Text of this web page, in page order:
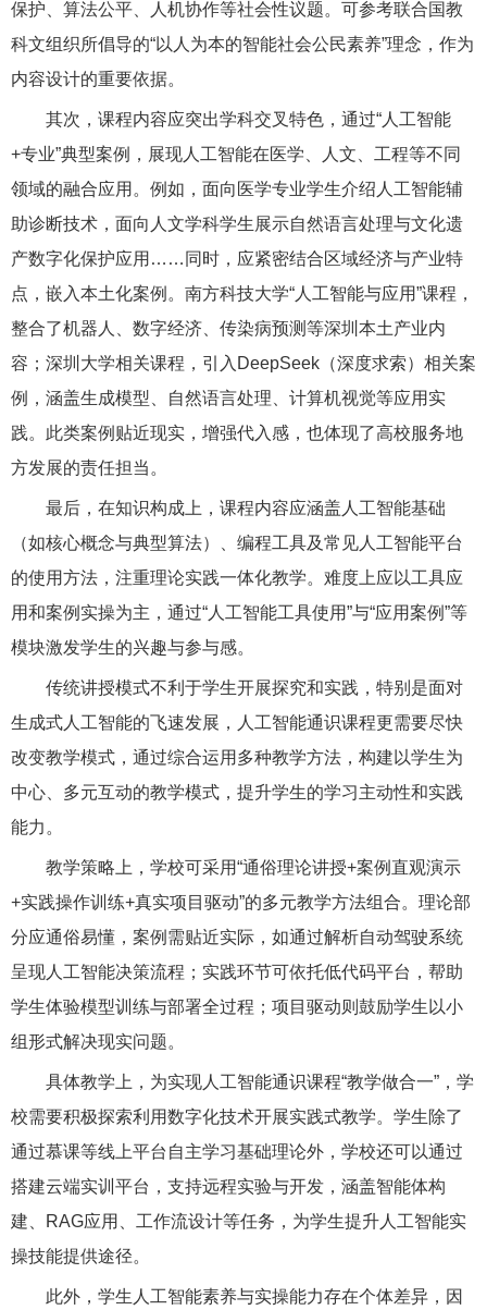
保护、算法公平、人机协作等社会性议题。可参考联合国教
科文组织所倡导的“以人为本的智能社会公民素养”理念，作为
内容设计的重要依据。
其次，课程内容应突出学科交叉特色，通过“人工智能
+专业”典型案例，展现人工智能在医学、人文、工程等不同
领域的融合应用。例如，面向医学专业学生介绍人工智能辅
助诊断技术，面向人文学科学生展示自然语言处理与文化遗
产数字化保护应用……同时，应紧密结合区域经济与产业特
点，嵌入本土化案例。南方科技大学“人工智能与应用”课程，
整合了机器人、数字经济、传染病预测等深圳本土产业内
容；深圳大学相关课程，引入DeepSeek（深度求索）相关案
例，涵盖生成模型、自然语言处理、计算机视觉等应用实
践。此类案例贴近现实，增强代入感，也体现了高校服务地
方发展的责任担当。
最后，在知识构成上，课程内容应涵盖人工智能基础
（如核心概念与典型算法）、编程工具及常见人工智能平台
的使用方法，注重理论实践一体化教学。难度上应以工具应
用和案例实操为主，通过“人工智能工具使用”与“应用案例”等
模块激发学生的兴趣与参与感。
传统讲授模式不利于学生开展探究和实践，特别是面对
生成式人工智能的飞速发展，人工智能通识课程更需要尽快
改变教学模式，通过综合运用多种教学方法，构建以学生为
中心、多元互动的教学模式，提升学生的学习主动性和实践
能力。
教学策略上，学校可采用“通俗理论讲授+案例直观演示
+实践操作训练+真实项目驱动”的多元教学方法组合。理论部
分应通俗易懂，案例需贴近实际，如通过解析自动驾驶系统
呈现人工智能决策流程；实践环节可依托低代码平台，帮助
学生体验模型训练与部署全过程；项目驱动则鼓励学生以小
组形式解决现实问题。
具体教学上，为实现人工智能通识课程“教学做合一”，学
校需要积极探索利用数字化技术开展实践式教学。学生除了
通过慕课等线上平台自主学习基础理论外，学校还可以通过
搭建云端实训平台，支持远程实验与开发，涵盖智能体构
建、RAG应用、工作流设计等任务，为学生提升人工智能实
操技能提供途径。
此外，学生人工智能素养与实操能力存在个体差异，因